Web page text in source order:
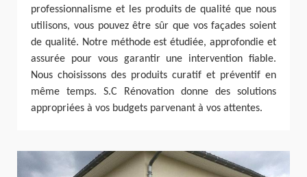
professionnalisme et les produits de qualité que nous
utilisons, vous pouvez être sûr que vos façades soient
de qualité. Notre méthode est étudiée, approfondie et
assurée pour vous garantir une intervention fiable.
Nous choisissons des produits curatif et préventif en
même temps. S.C Rénovation donne des solutions
appropriées à vos budgets parvenant à vos attentes.